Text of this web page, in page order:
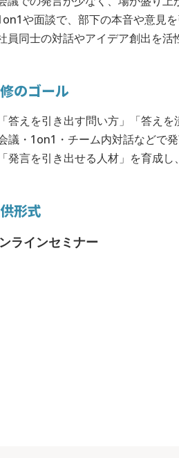
や面談で、部下の本音や意見
員同士の対話やアイデア創出を活
のゴール
答えを引き出す問い方」「答え
議・1on1・チーム内対話などで
発言を引き出せる人材」を育成
形式
ラインセミナー